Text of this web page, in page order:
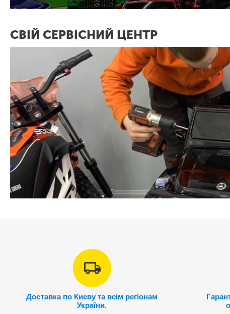
СВІЙ СЕРВІСНИЙ ЦЕНТР
Доставка по Києву та всім регіонам
України.